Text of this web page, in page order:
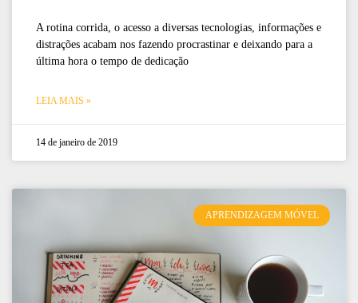
A rotina corrida, o acesso a diversas tecnologias, informações e
distrações acabam nos fazendo procrastinar e deixando para a
última hora o tempo de dedicação
LEIA MAIS »
14 de janeiro de 2019
APRENDIZAGEM MÓVEL